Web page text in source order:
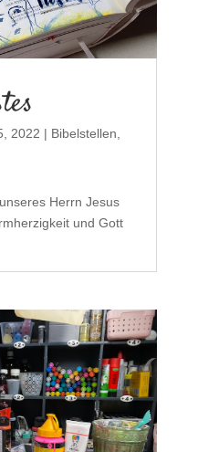
2022 | Bibelstellen
Herrn Jesus
und Gott